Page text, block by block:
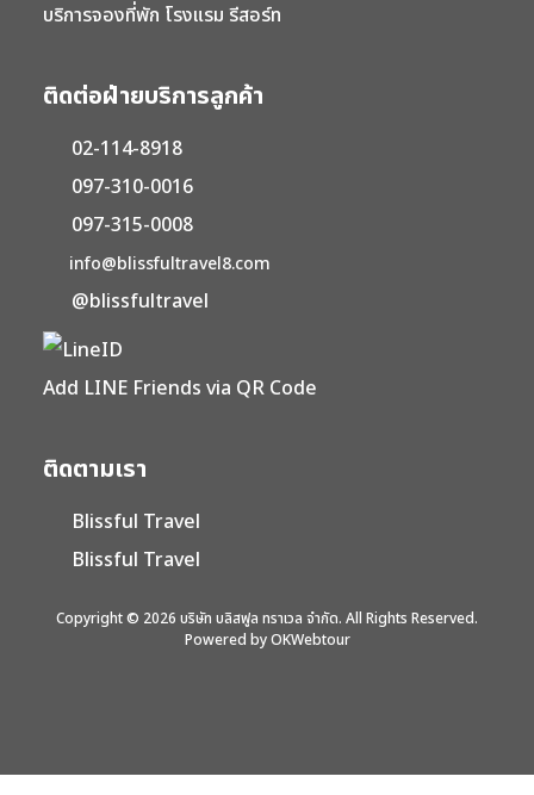
บริการจองที่พัก โรงแรม รีสอร์ท
ติดต่อฝ่ายบริการลูกค้า
02-114-8918
097-310-0016
097-315-0008
info@blissfultravel8.com
@blissfultravel
Add LINE Friends via QR Code
ติดตามเรา
Blissful Travel
Blissful Travel
Copyright © 2026 บริษัท บลิสฟูล ทราเวล จำกัด. All Rights Reserved.
Powered by OKWebtour